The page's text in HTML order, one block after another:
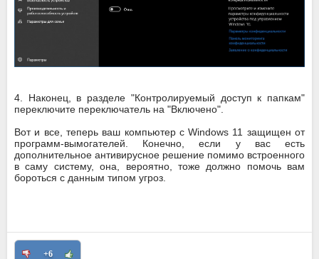
4. Наконец, в разделе "Контролируемый доступ к папкам"
переключите переключатель на "Включено".
Вот и все, теперь ваш компьютер с Windows 11 защищен от
программ-вымогателей. Конечно, если у вас есть
дополнительное антивирусное решение помимо встроенного
в саму систему, она, вероятно, тоже должно помочь вам
бороться с данным типом угроз.
+6